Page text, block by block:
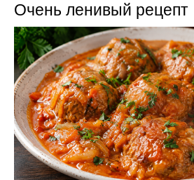
Очень ленивый рецепт